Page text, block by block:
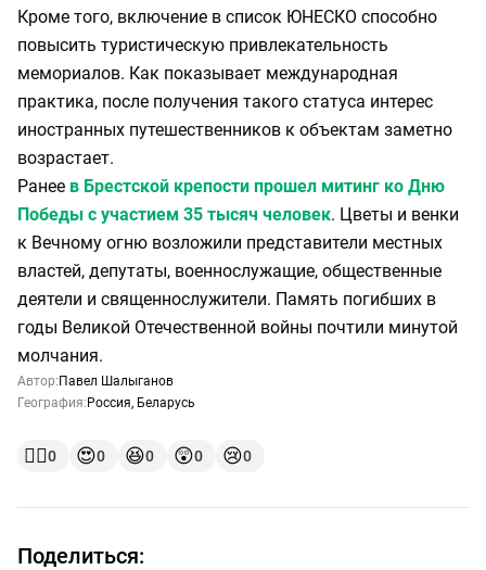
Кроме того, включение в список ЮНЕСКО способно
повысить туристическую привлекательность
мемориалов. Как показывает международная
практика, после получения такого статуса интерес
иностранных путешественников к объектам заметно
возрастает.
Ранее в Брестской крепости прошел митинг ко Дню
Победы с участием 35 тысяч человек. Цветы и венки
к Вечному огню возложили представители местных
властей, депутаты, военнослужащие, общественные
деятели и священнослужители. Память погибших в
годы Великой Отечественной войны почтили минутой
молчания.
Автор: Павел Шалыганов
География: Россия, Беларусь
👍🏻0 😍0 😆0 😲0 😢0
Поделиться: